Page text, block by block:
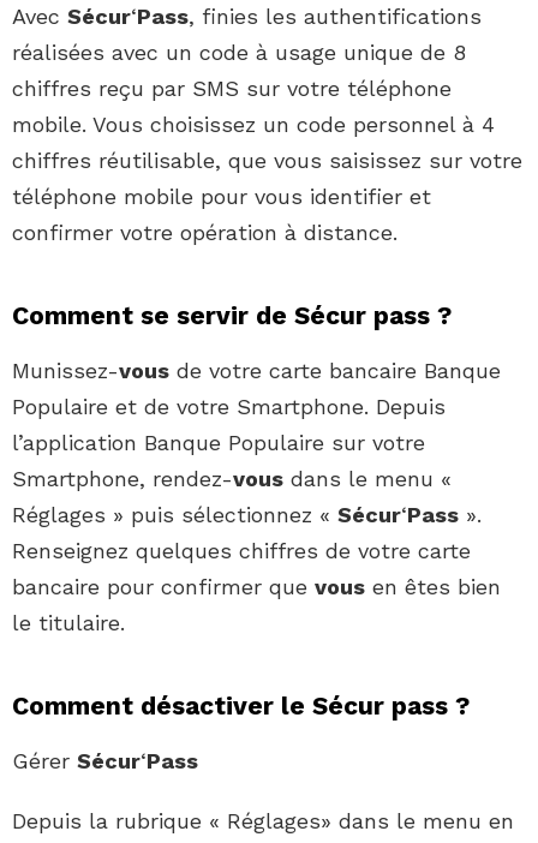
Avec Sécur‘Pass, finies les authentifications
réalisées avec un code à usage unique de 8
chiffres reçu par SMS sur votre téléphone
mobile. Vous choisissez un code personnel à 4
chiffres réutilisable, que vous saisissez sur votre
téléphone mobile pour vous identifier et
confirmer votre opération à distance.
Comment se servir de Sécur pass ?
Munissez-vous de votre carte bancaire Banque
Populaire et de votre Smartphone. Depuis
l’application Banque Populaire sur votre
Smartphone, rendez-vous dans le menu «
Réglages » puis sélectionnez « Sécur‘Pass ».
Renseignez quelques chiffres de votre carte
bancaire pour confirmer que vous en êtes bien
le titulaire.
Comment désactiver le Sécur pass ?
Gérer Sécur‘Pass
Depuis la rubrique « Réglages» dans le menu en